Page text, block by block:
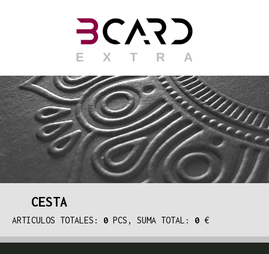
CESTA
ARTICULOS TOTALES: 0 PCS, SUMA TOTAL: 0 €